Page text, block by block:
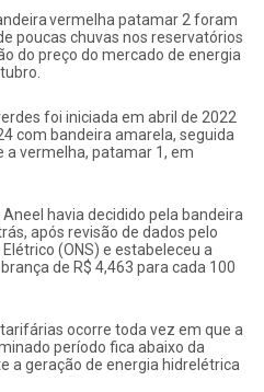
vermelha patamar 2 foram
poucas chuvas nos reservatórios
do preço do mercado de energia
foi iniciada em abril de 2022
com bandeira amarela, seguida
a vermelha, patamar 1, em
havia decidido pela bandeira
após revisão de dados pelo
(ONS) e estabeleceu a
de R$ 4,463 para cada 100
ocorre toda vez em que a
período fica abaixo da
a geração de energia hidrelétrica